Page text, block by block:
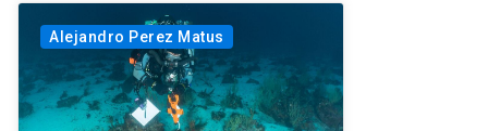
Alejandro Perez Matus